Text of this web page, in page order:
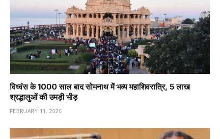
विध्वंस के 1000 साल बाद सोमनाथ में भव्य महाशिवरात्रि, 5 लाख
श्रद्धालुओं की उमड़ी भीड़
FEBRUARY 11, 2026